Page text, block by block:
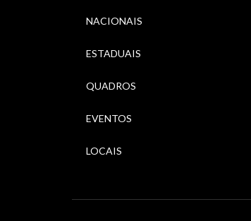
NACIONAIS
ESTADUAIS
QUADROS
EVENTOS
LOCAIS